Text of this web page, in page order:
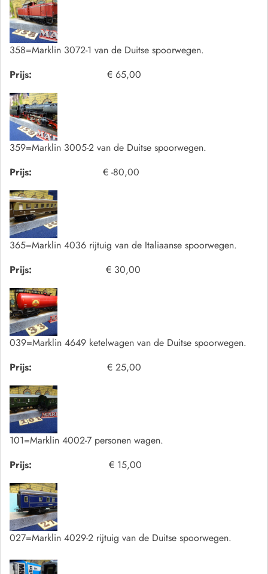
358=Marklin 3072-1 van de Duitse spoorwegen.
Prijs:
€ 65,00
359=Marklin 3005-2 van de Duitse spoorwegen.
Prijs:
€ -80,00
365=Marklin 4036 rijtuig van de Italiaanse spoorwegen.
Prijs:
€ 30,00
039=Marklin 4649 ketelwagen van de Duitse spoorwegen.
Prijs:
€ 25,00
101=Marklin 4002-7 personen wagen.
Prijs:
€ 15,00
027=Marklin 4029-2 rijtuig van de Duitse spoorwegen.